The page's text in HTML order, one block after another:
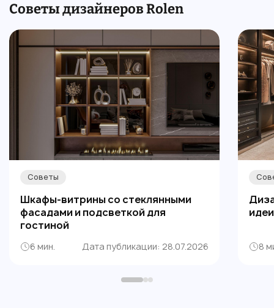
Советы дизайнеров Rolen
Советы
Шкафы-витрины со стеклянными
фасадами и подсветкой для
гостиной
6 мин. Дата публикации: 28.07.2026 8